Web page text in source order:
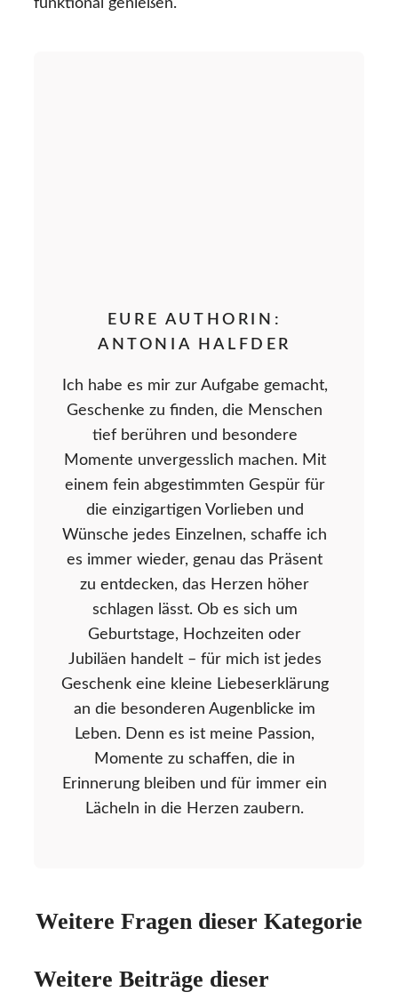
funktional genießen.
EURE AUTHORIN:
ANTONIA HALFDER
Ich habe es mir zur Aufgabe gemacht,
Geschenke zu finden, die Menschen
tief berühren und besondere
Momente unvergesslich machen. Mit
einem fein abgestimmten Gespür für
die einzigartigen Vorlieben und
Wünsche jedes Einzelnen, schaffe ich
es immer wieder, genau das Präsent
zu entdecken, das Herzen höher
schlagen lässt. Ob es sich um
Geburtstage, Hochzeiten oder
Jubiläen handelt – für mich ist jedes
Geschenk eine kleine Liebeserklärung
an die besonderen Augenblicke im
Leben. Denn es ist meine Passion,
Momente zu schaffen, die in
Erinnerung bleiben und für immer ein
Lächeln in die Herzen zaubern.
Weitere Fragen dieser Kategorie
Weitere Beiträge dieser